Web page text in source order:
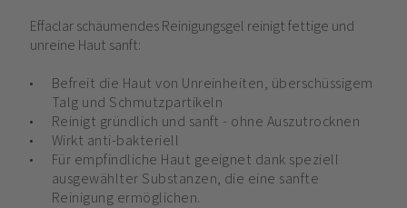
Effaclar schäumendes Reinigungsgel reinigt fettige und
unreine Haut sanft:
Befreit die Haut von Unreinheiten, überschüssigem
Talg und Schmutzpartikeln
Reinigt gründlich und sanft - ohne Auszutrocknen
Wirkt anti-bakteriell
Für empfindliche Haut geeignet dank speziell
ausgewählter Substanzen, die eine sanfte
Reinigung ermöglichen.